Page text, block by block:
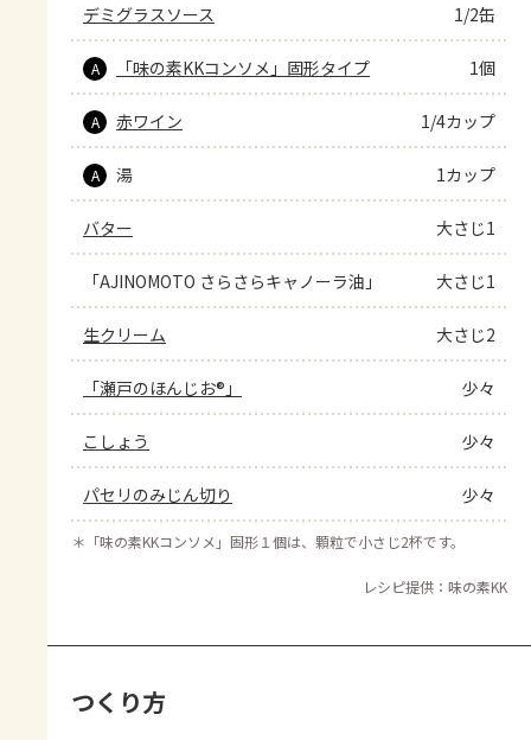
デミグラスソース 1/2缶
A 「味の素KKコンソメ」固形タイプ 1個
A 赤ワイン 1/4カップ
A 湯 1カップ
バター 大さじ1
「AJINOMOTO さらさらキャノーラ油」 大さじ1
生クリーム 大さじ2
「瀬戸のほんじお®」 少々
こしょう 少々
パセリのみじん切り 少々
＊ 「味の素KKコンソメ」固形１個は、顆粒で小さじ2杯です。
レシピ提供：味の素KK
つくり方